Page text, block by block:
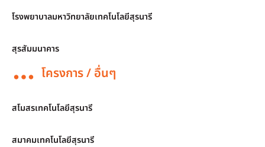
โรงพยาบาลมหาวิทยาลัยเทคโนโลยีสุรนารี
สุรสัมมนาคาร
โครงการ / อื่นๆ
สโมสรเทคโนโลยีสุรนารี
สมาคมเทคโนโลยีสุรนารี